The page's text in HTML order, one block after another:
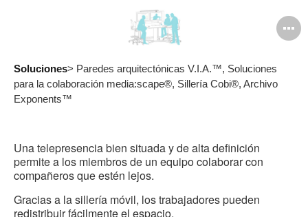
Soluciones> Paredes arquitectónicas V.I.A.™, Soluciones
para la colaboración media:scape®, Sillería Cobi®, Archivo
Exponents™
Una telepresencia bien situada y de alta definición
permite a los miembros de un equipo colaborar con
compañeros que estén lejos.
Gracias a la sillería móvil, los trabajadores pueden
redistribuir fácilmente el espacio.